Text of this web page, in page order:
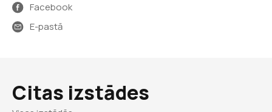
Facebook
E-pastā
Citas izstādes